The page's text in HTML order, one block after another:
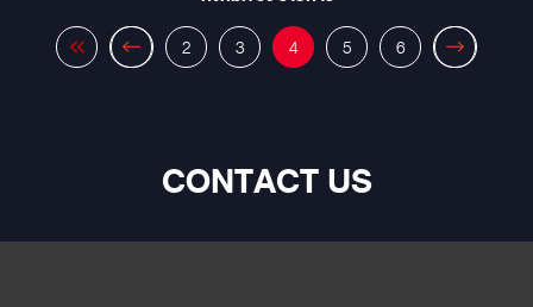
2 3 4 5 6
CONTACT US